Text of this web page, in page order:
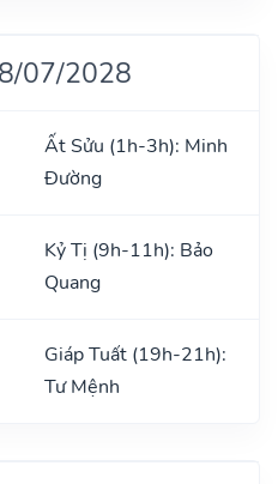
07/2028
Ất Sửu (1h-3h): Minh
Đường
Kỷ Tị (9h-11h): Bảo
Quang
Giáp Tuất (19h-21h):
Tư Mệnh